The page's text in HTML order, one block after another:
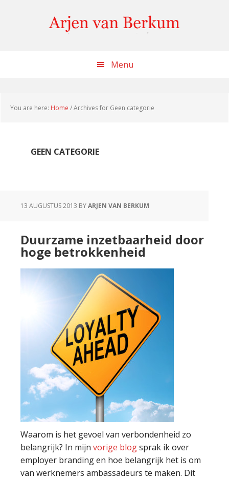
Menu
You are here: Home /Archives for Geen categorie
GEEN CATEGORIE
13 AUGUSTUS 2013 BYARJEN VAN BERKUM
Duurzame inzetbaarheid door
hoge betrokkenheid
Waarom is het gevoel van verbondenheid zo
belangrijk? In mijn vorige blogsprak ik over
employer branding en hoe belangrijk het is om
van werknemers ambassadeurs te maken. Dit